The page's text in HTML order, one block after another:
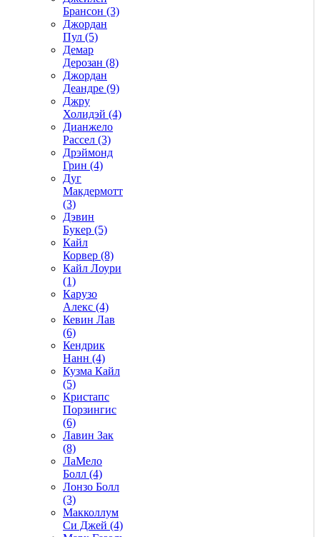
Брансон (3)
Джордан
Пул (5)
Демар
Дерозан (8)
Джордан
Деандре (9)
Джру
Холидэй (4)
Дианжело
Рассел (3)
Дрэймонд
Грин (4)
Дуг
Макдермотт
(3)
Дэвин
Букер (5)
Кайл
Корвер (8)
Кайл Лоури
(1)
Карузо
Алекс (4)
Кевин Лав
(6)
Кендрик
Нанн (4)
Кузма Кайл
(5)
Кристапс
Порзингис
(6)
Лавин Зак
(8)
ЛаМело
Болл (4)
Лонзо Болл
(3)
Макколлум
Си Джей (4)